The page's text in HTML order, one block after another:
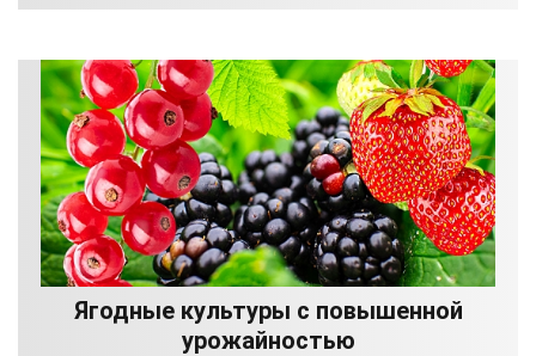
Ягодные культуры с повышенной
урожайностью